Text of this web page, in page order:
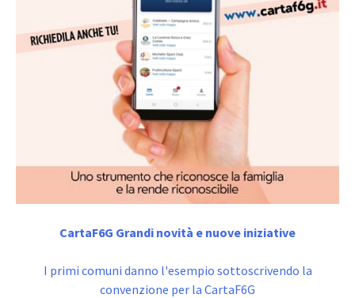
CartaF6G Grandi novità e nuove iniziative
I primi comuni danno l'esempio sottoscrivendo la
convenzione per la CartaF6G